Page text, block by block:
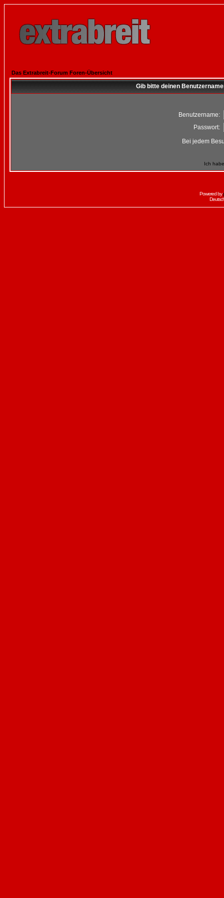
Das Extrabreit-Forum Foren-Übersicht
Gib bitte deinen
Benutzername:
Passwort:
Bei jedem
Ich
Powered by